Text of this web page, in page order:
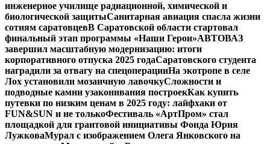
инженерное училище радиационной, химической и
биологической защитыСанитарная авиация спасла жизни
сотням саратовцевВ Саратовской области стартовал
финальный этап программы «Наши Герои»АВТОВАЗ
завершил масштабную модернизацию: итоги
корпоративного отпуска 2025 годаСаратовского студента
наградили за отвагу на спецоперацииНа экотропе в селе
Лох установили мозаичную лавочкуСложности и
подводные камни узаконивания построекКак купить
путевки по низким ценам в 2025 году: лайфхаки от
FUN&SUN и не толькоФестиваль «АртПром» стал
площадкой для грантовой инициативы Фонда Юрия
ЛужковаМурал с изображением Олега Янковского на